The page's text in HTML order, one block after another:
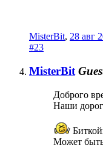
MisterBit, 28 авг
#23
MisterBit
Доброго
Наши
Может